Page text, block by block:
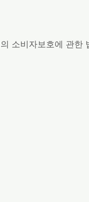
소비자보호에 관한